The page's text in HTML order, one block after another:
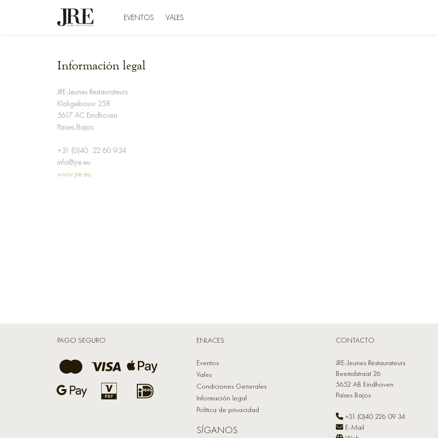
EVENTOS VALES
Información legal
JRE-Jeunes Restaurateurs
Klokgebouw 258
5617 AC Eindhoven
Paises Bajos
+31 (0)40 22 60 934
info@jre.eu
www.jre.eu
PAGO SEGURO ENLACES
Eventos
Vales
Condiciones Generales
Información legal
Política de privacidad
SÍGANOS
CONTACTO
JRE-Jeunes Restaurateurs
Beemdstraat 26
5652 AB Eindhoven
Países Bajos
+31 (0)40 226 09 34
E-Mail